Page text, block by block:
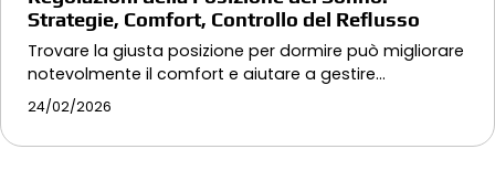
Strategie, Comfort, Controllo del Reflusso
Trovare la giusta posizione per dormire può migliorare
notevolmente il comfort e aiutare a gestire…
24/02/2026